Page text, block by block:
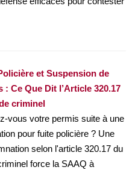
et Suspension de
: Ce Que Dit l’Article 320.17
criminel
vous votre permis suite à une
pour fuite policière ? Une
selon l'article 320.17 du
force la SAAQ à